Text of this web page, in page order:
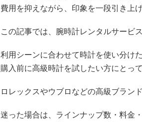
費用を抑えながら、印象を一段引き上
この記事では、腕時計レンタルサービ
利用シーンに合わせて時計を使い分けた
購入前に高級時計を試したい方にとっ
ロレックスやウブロなどの高級ブラン
迷った場合は、ラインナップ数・料金